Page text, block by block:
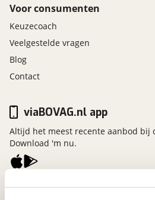
Voor consumenten
Keuzecoach
Veelgestelde vragen
Blog
Contact
viaBOVAG.nl
viaBOVAG.nl app
Altijd het meest recente aanbod bij
Download 'm nu.